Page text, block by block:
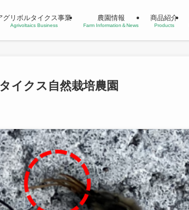
グリボルタイクス事業
Agrivoltaics Business
農園情報
Farm Information＆News
商品紹介
Products
イクス自然栽培農園